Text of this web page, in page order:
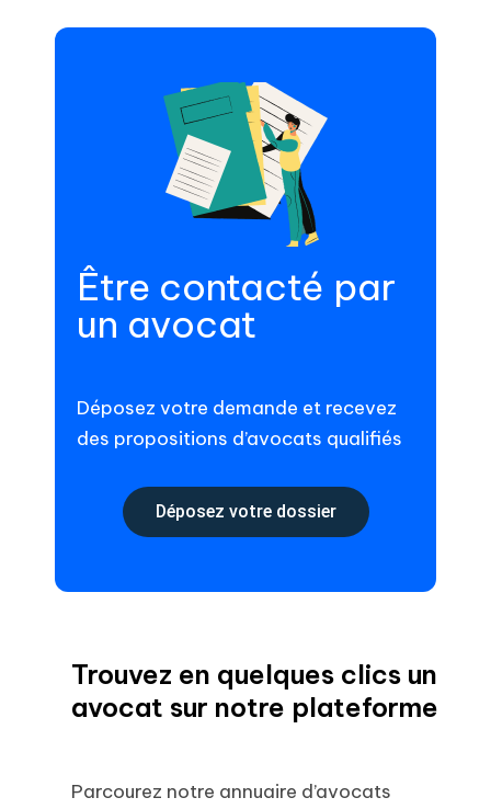
Être contacté par
un avocat
Déposez votre demande et recevez
des propositions d’avocats qualifiés
Déposez votre dossier
Trouvez en quelques clics un
avocat sur notre plateforme
Parcourez notre annuaire d’avocats